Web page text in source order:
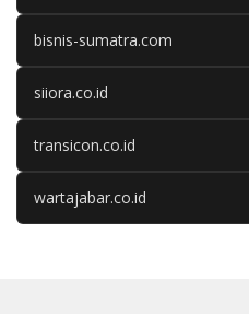
bisnis-sumatra.com
siiora.co.id
transicon.co.id
wartajabar.co.id